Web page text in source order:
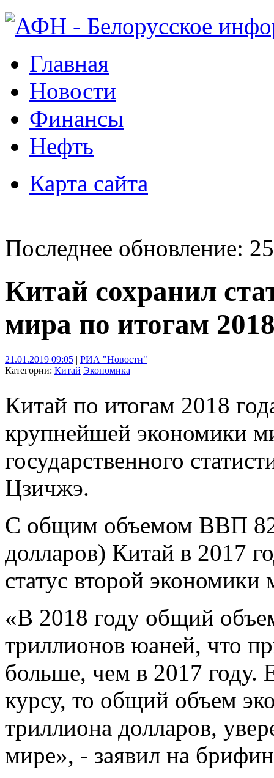
Главная
Новости
Финансы
Нефть
Карта сайта
Последнее обновление:
Китай сохранил
мира по итогам
21.01.2019 09:05 | РИА "Новости"
Категории: Китай Экономика
Китай по итогам 2018
крупнейшей экономики
государственного
Цзичжэ.
С общим объемом ВВП
долларов) Китай в 2017
статус второй
«В 2018 году общий
триллионов юаней, что
больше, чем в 2017 году.
курсу, то общий объем
триллиона долларов,
мире», - заявил на